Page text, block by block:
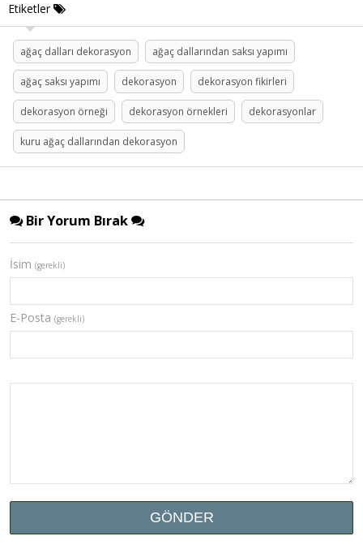
Etiketler
ağaç dalları dekorasyon ağaç dallarından saksı yapımı
ağaç saksı yapımı dekorasyon dekorasyon fikirleri
dekorasyon örneği dekorasyon örnekleri dekorasyonlar
kuru ağaç dallarından dekorasyon
Bir Yorum Bırak
İsim (gerekli)
E-Posta (gerekli)